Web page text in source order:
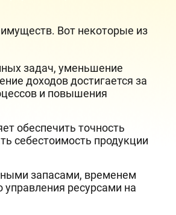
Вот некоторые из
задач, уменьшение
доходов достигается за
и повышения
обеспечить точность
себестоимость продукции
запасами, временем
ресурсами на